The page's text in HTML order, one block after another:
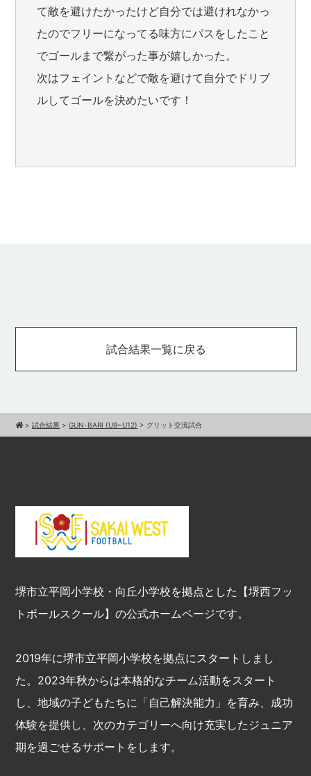
て敵を避けたかったけど自分では避けれなかっ
たのでフリーになってる味方にパスをしたこと
でゴールまで繋がった事が嬉しかった。
次はフェイントなどで敵を避けて自分でドリブ
ルしてゴールを決めたいです！
試合結果一覧に戻る
>試合結果 >GUN･BARI (U9~U12) > グリット交流試合
堺市立平岡小学校・向丘小学校を拠点とした【堺西フッ
トボールスクール】の公式ホームページです。
2019年に堺市立平岡小学校を拠点にスタートしまし
た。2023年秋からは本格的なチーム活動をスタート
し、地域の子どもたちに「自己解決能力」を育み、成功
体験を提供し、次のカテゴリーへ向け充実したジュニア
期を過ごせるサポートをします。